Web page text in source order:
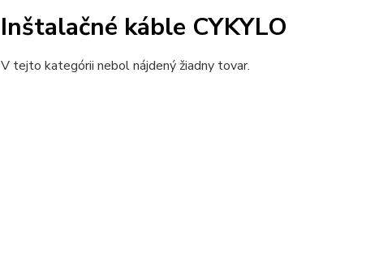
Inštalačné káble CYKYLO
V tejto kategórii nebol nájdený žiadny tovar.